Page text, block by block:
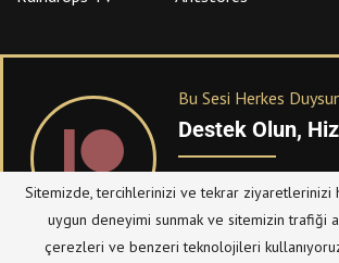
Bu Sesi Herkes
Destek Olun,
PATREONüzerinden
bulanabilirsiniz.
Sitemizde, tercihlerinizi ve tekrar ziyaretlerinizi
uygun deneyimi sunmak ve sitemizin trafiği
çerezleri ve benzeri teknolojileri